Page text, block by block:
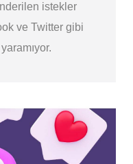
istekler
ve Twitter gibi